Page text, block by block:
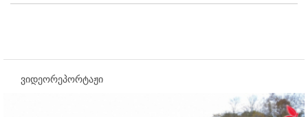
ვიდეორეპორტაჟი